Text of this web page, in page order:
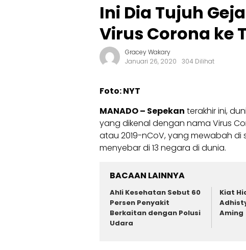
Ini Dia Tujuh
Virus Corona ke
Gracey Wakary
Januari 26, 2020
304 Dilihat
Foto: NYT
MANADO – Sepekan terakhir ini,
yang dikenal dengan nama Virus
atau 2019-nCoV, yang mewabah di
menyebar di 13 negara di dunia.
BACAAN LAINNYA
Ahli Kesehatan Sebut 60
Persen Penyakit
Berkaitan dengan Polusi
Udara
Kiat
Aming